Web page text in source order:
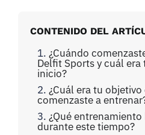
CONTENIDO DEL
¿Cuándo
Delfit Sports y cuál
inicio?
¿Cuál era tu
comenzaste a
¿Qué
durante este tiempo?